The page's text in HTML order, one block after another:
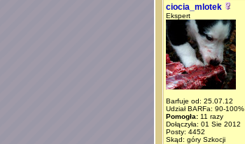
ciocia_mlotek
Ekspert
Barfuje od: 25.07.12
Udział BARFa: 90-100%
Pomogła: 11 razy
Dołączyła: 01 Sie 2012
Posty: 4452
Skąd: góry Szkocji